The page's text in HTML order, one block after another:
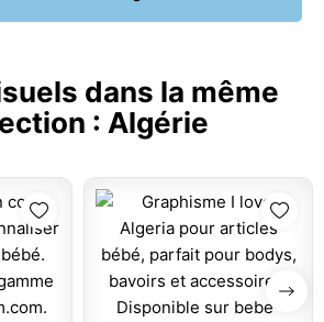
dans la même
: Algérie